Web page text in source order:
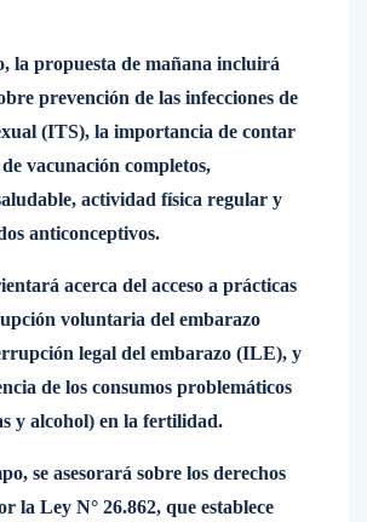
la propuesta de mañana incluirá
prevención de las infecciones de
(ITS), la importancia de contar
vacunación completos,
actividad física regular y
anticonceptivos.
acerca del acceso a prácticas
voluntaria del embarazo
legal del embarazo (ILE), y
de los consumos problemáticos
y alcohol) en la fertilidad.
se asesorará sobre los derechos
la Ley N° 26.862, que establece